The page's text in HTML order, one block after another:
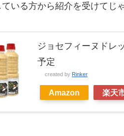
いる方から紹介を受けてじ
ジョセフィーヌドレ
予定
created by Rinker
Amazon 楽天